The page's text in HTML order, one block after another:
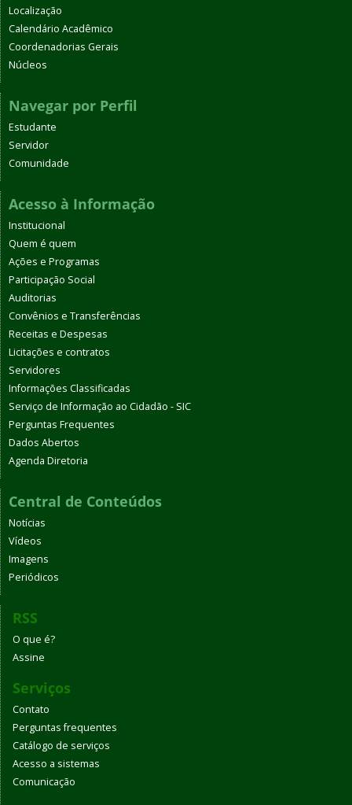
Localização
Calendário Acadêmico
Coordenadorias Gerais
Núcleos
Navegar por Perfil
Estudante
Servidor
Comunidade
Acesso à Informação
Institucional
Quem é quem
Ações e Programas
Participação Social
Auditorias
Convênios e Transferências
Receitas e Despesas
Licitações e contratos
Servidores
Informações Classificadas
Serviço de Informação ao Cidadão - SIC
Perguntas Frequentes
Dados Abertos
Agenda Diretoria
Central de Conteúdos
Notícias
Vídeos
Imagens
Periódicos
RSS
O que é?
Assine
Serviços
Contato
Perguntas frequentes
Catálogo de serviços
Acesso a sistemas
Comunicação